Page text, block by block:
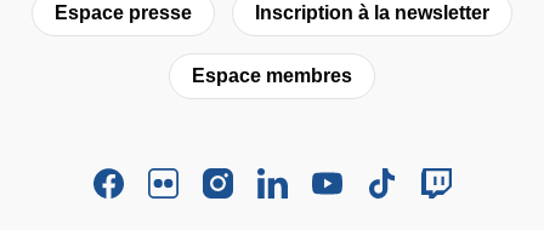
Espace presse Inscription à la newsletter
Espace membres